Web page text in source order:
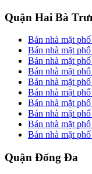
Quận Hai Bà
Bán nhà mặt
Bán nhà mặt
Bán nhà mặt
Bán nhà mặt
Bán nhà mặt
Bán nhà mặt
Bán nhà mặt
Bán nhà mặt
Bán nhà mặt
Bán nhà mặt
Quận Đống Đa